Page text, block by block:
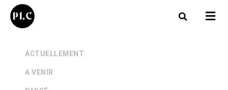
ACTUELLEMENT
A VENIR